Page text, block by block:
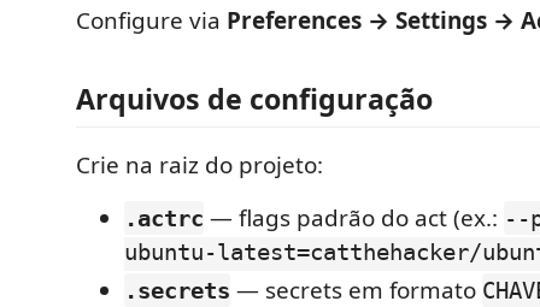
Configure via Preferences → Settings →
Arquivos de configuração
Crie na raiz do projeto:
.actrc — flags padrão do act (ex.: --
ubuntu-latest=catthehacker/
.secrets — secrets em formato